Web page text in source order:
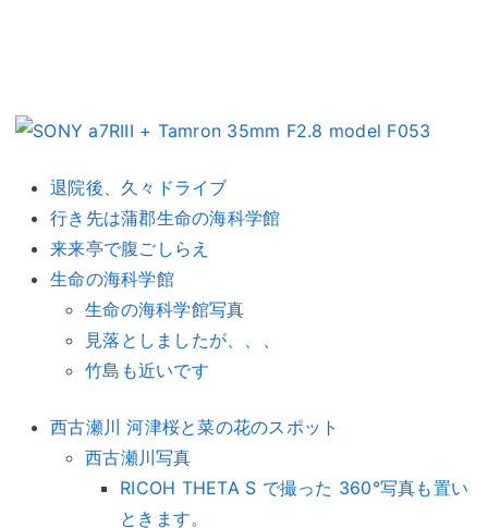
退院後、久々ドライブ
行き先は蒲郡生命の海科学館
来来亭で腹ごしらえ
生命の海科学館
生命の海科学館写真
見落としましたが、、、
竹島も近いです
西古瀬川 河津桜と菜の花のスポット
西古瀬川写真
RICOH THETA S で撮った 360°写真も置い
ときます。